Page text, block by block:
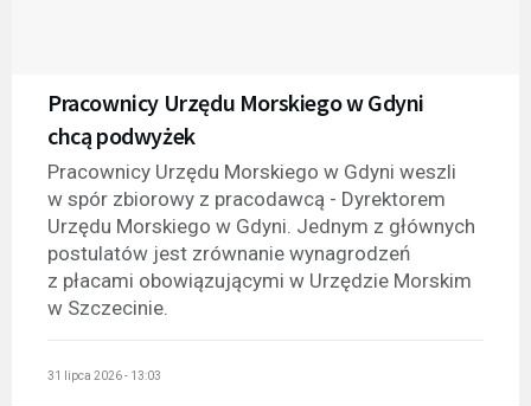
Pracownicy Urzędu Morskiego w Gdyni
chcą podwyżek
Pracownicy Urzędu Morskiego w Gdyni weszli
w spór zbiorowy z pracodawcą - Dyrektorem
Urzędu Morskiego w Gdyni. Jednym z głównych
postulatów jest zrównanie wynagrodzeń
z płacami obowiązującymi w Urzędzie Morskim
w Szczecinie.
31 lipca 2026 - 13:03